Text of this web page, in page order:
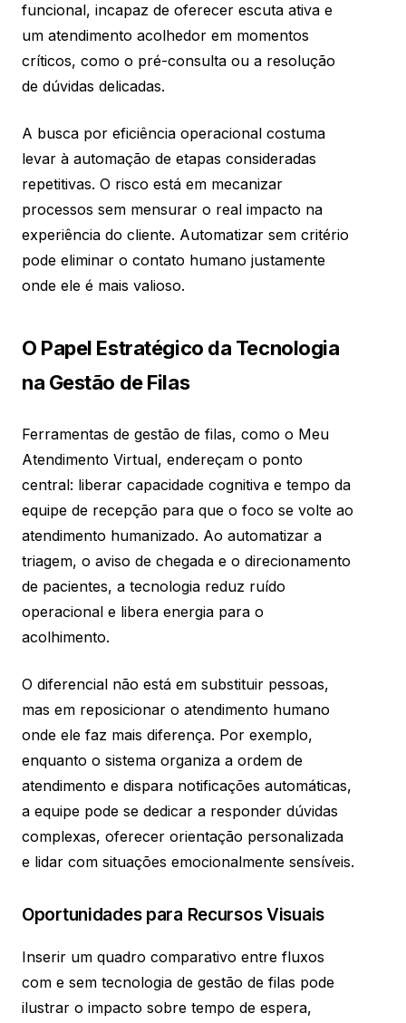
funcional, incapaz de oferecer escuta ativa e
um atendimento acolhedor em momentos
críticos, como o pré-consulta ou a resolução
de dúvidas delicadas.
A busca por eficiência operacional costuma
levar à automação de etapas consideradas
repetitivas. O risco está em mecanizar
processos sem mensurar o real impacto na
experiência do cliente. Automatizar sem critério
pode eliminar o contato humano justamente
onde ele é mais valioso.
O Papel Estratégico da Tecnologia
na Gestão de Filas
Ferramentas de gestão de filas, como o Meu
Atendimento Virtual, endereçam o ponto
central: liberar capacidade cognitiva e tempo da
equipe de recepção para que o foco se volte ao
atendimento humanizado. Ao automatizar a
triagem, o aviso de chegada e o direcionamento
de pacientes, a tecnologia reduz ruído
operacional e libera energia para o
acolhimento.
O diferencial não está em substituir pessoas,
mas em reposicionar o atendimento humano
onde ele faz mais diferença. Por exemplo,
enquanto o sistema organiza a ordem de
atendimento e dispara notificações automáticas,
a equipe pode se dedicar a responder dúvidas
complexas, oferecer orientação personalizada
e lidar com situações emocionalmente sensíveis.
Oportunidades para Recursos Visuais
Inserir um quadro comparativo entre fluxos
com e sem tecnologia de gestão de filas pode
ilustrar o impacto sobre tempo de espera,